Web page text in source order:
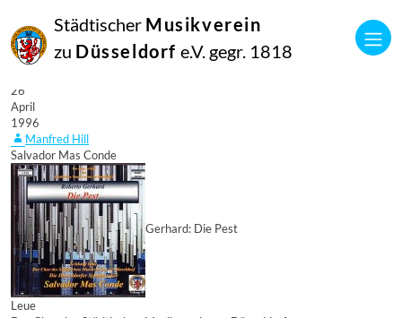
Städtischer Musikverein
zu Düsseldorf e.V. gegr. 1818
26
April
1996
Manfred Hill
Salvador Mas Conde
Gerhard: Die Pest
Leue